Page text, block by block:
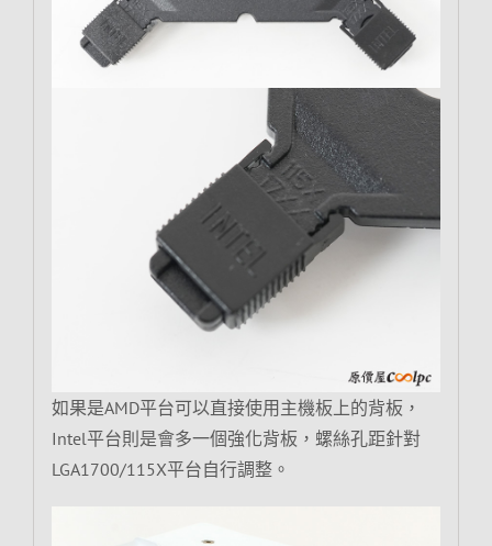
如果是AMD平台可以直接使用主機板上的背板，
Intel平台則是會多一個強化背板，螺絲孔距針對
LGA1700/115X平台自行調整。